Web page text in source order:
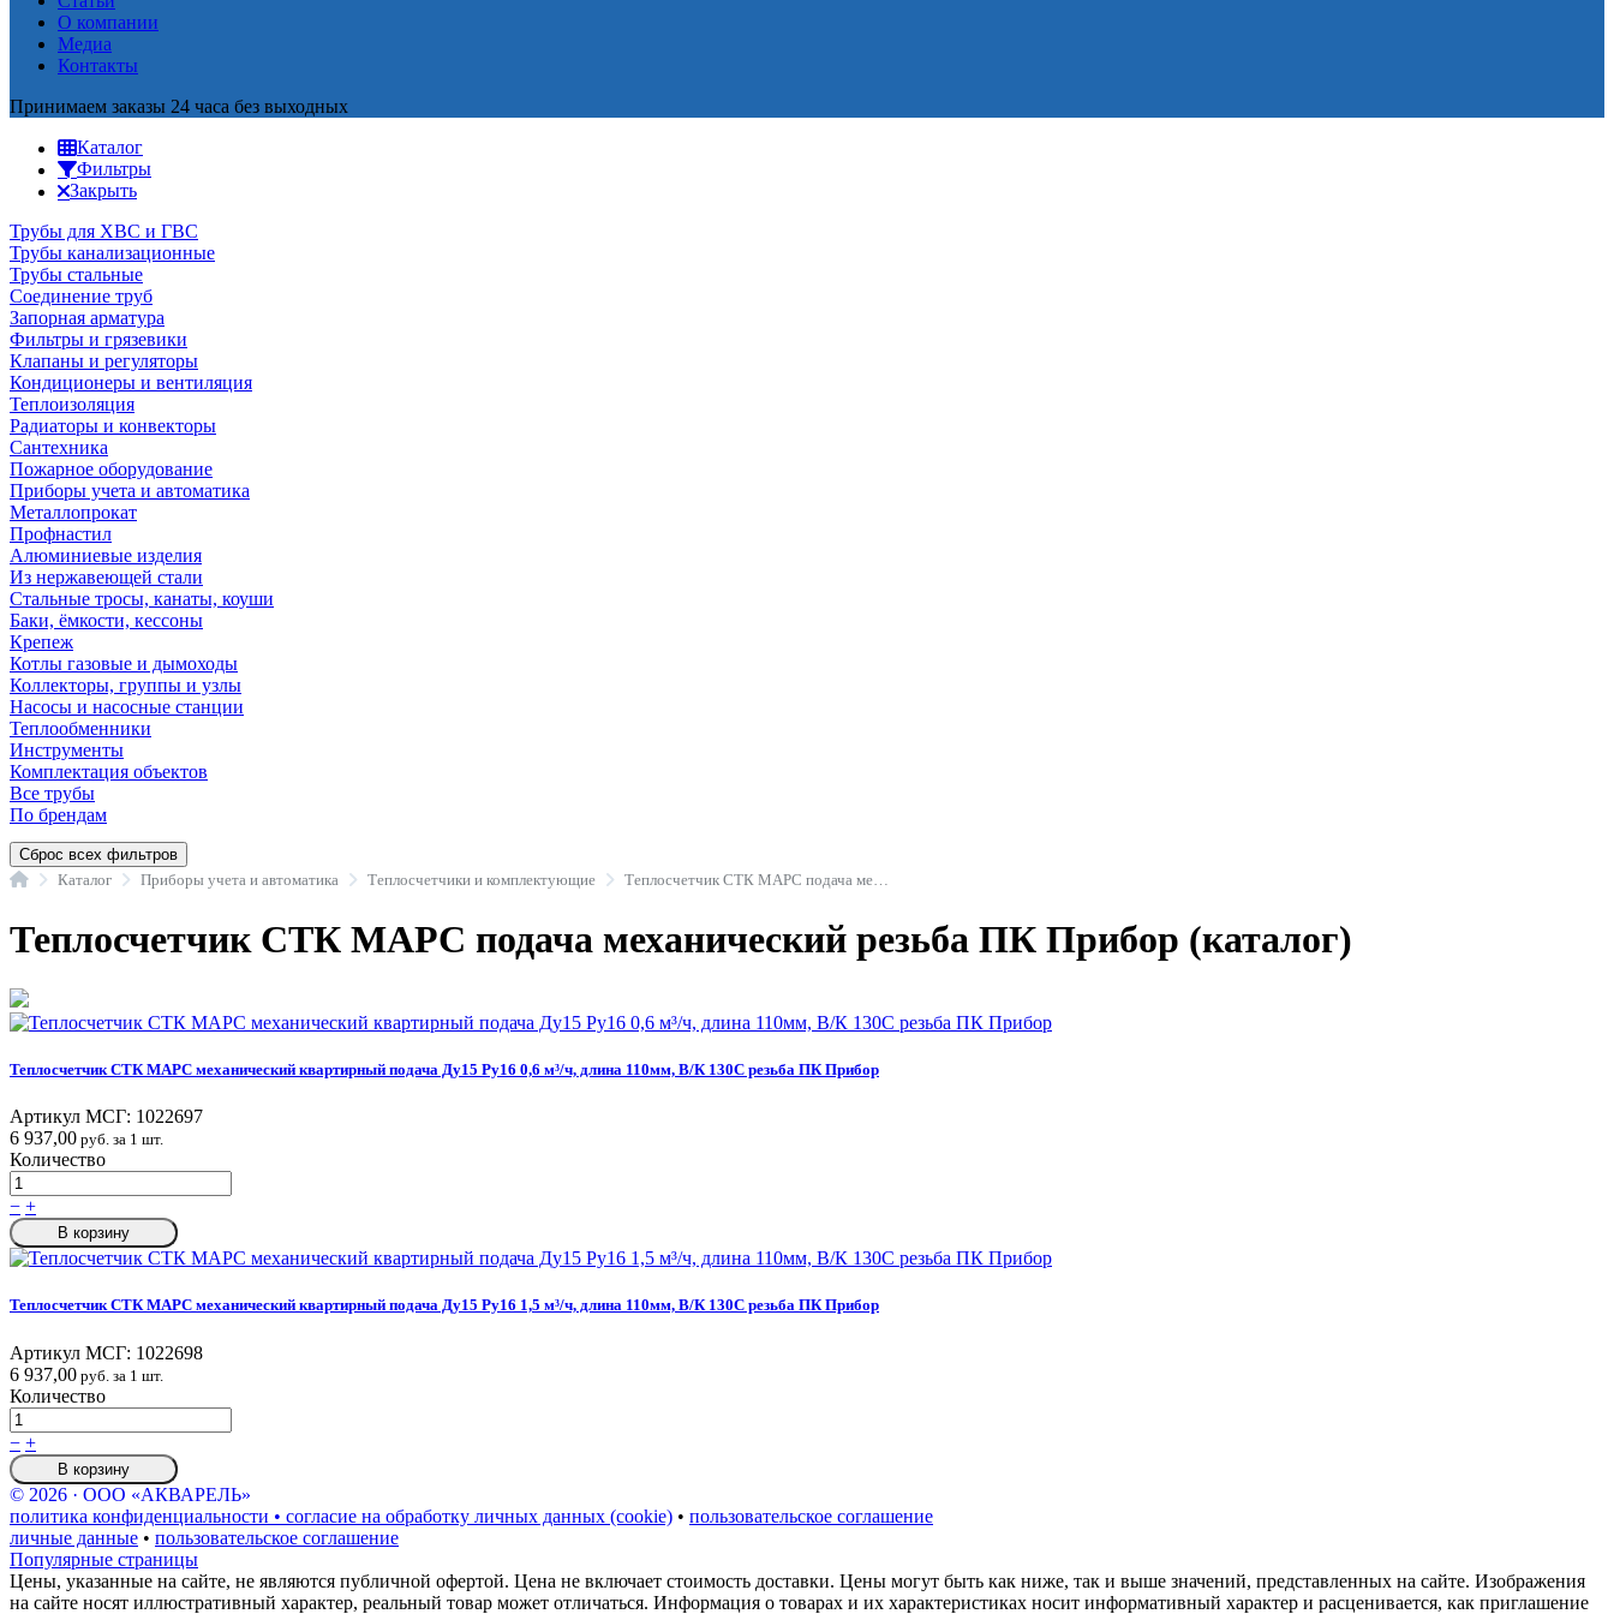
О компании
Медиа
Контакты
Принимаем заказы 24 часа без выходных
Каталог
Фильтры
Закрыть
Трубы для ХВС и ГВС
Трубы канализационные
Трубы стальные
Соединение труб
Запорная арматура
Фильтры и грязевики
Клапаны и регуляторы
Кондиционеры и вентиляция
Теплоизоляция
Радиаторы и конвекторы
Сантехника
Пожарное оборудование
Приборы учета и автоматика
Металлопрокат
Профнастил
Алюминиевые изделия
Из нержавеющей стали
Стальные тросы, канаты, коуши
Баки, ёмкости, кессоны
Крепеж
Котлы газовые и дымоходы
Коллекторы, группы и узлы
Насосы и насосные станции
Теплообменники
Инструменты
Комплектация объектов
Все трубы
По брендам
Сброс всех фильтров
ГлавнаяКаталог Приборы учета и автоматика Теплосчетчики и комплектующие
Теплосчетчик СТК МАРС подача механический резьба ПК Прибор (каталог)
Теплосчетчик СТК МАРС механический квартирный подача Ду15 Ру16 0,6 м³/ч, длина 110мм, В/К 130С резьба ПК Прибор
Артикул МСГ: 1022697
6 937,00 руб. за 1 шт.
Количество
− +
В корзину
Теплосчетчик СТК МАРС механический квартирный подача Ду15 Ру16 1,5 м³/ч, длина 110мм, В/К 130С резьба ПК Прибор
Артикул МСГ: 1022698
6 937,00 руб. за 1 шт.
Количество
− +
В корзину
© 2026 · ООО «АКВАРЕЛЬ»
политика конфиденциальности • согласие на обработку личных данных (cookie) • пользовательское соглашение
личные данные • пользовательское соглашение
Популярные страницы
Цены, указанные на сайте, не являются публичной офертой. Цена не включает стоимость доставки. Цены могут быть как ниже, так и выше значений, представленных на сайте. Изображения
на сайте носят иллюстративный характер, реальный товар может отличаться. Информация о товарах и их характеристиках носит информативный характер и расценивается, как приглашение